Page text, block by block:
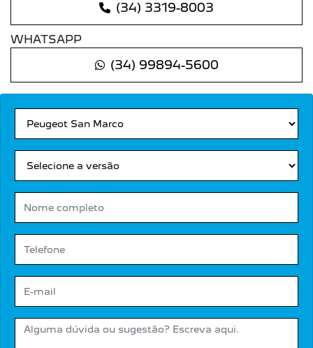
(34) 3319-8003
WHATSAPP
(34) 99894-5600